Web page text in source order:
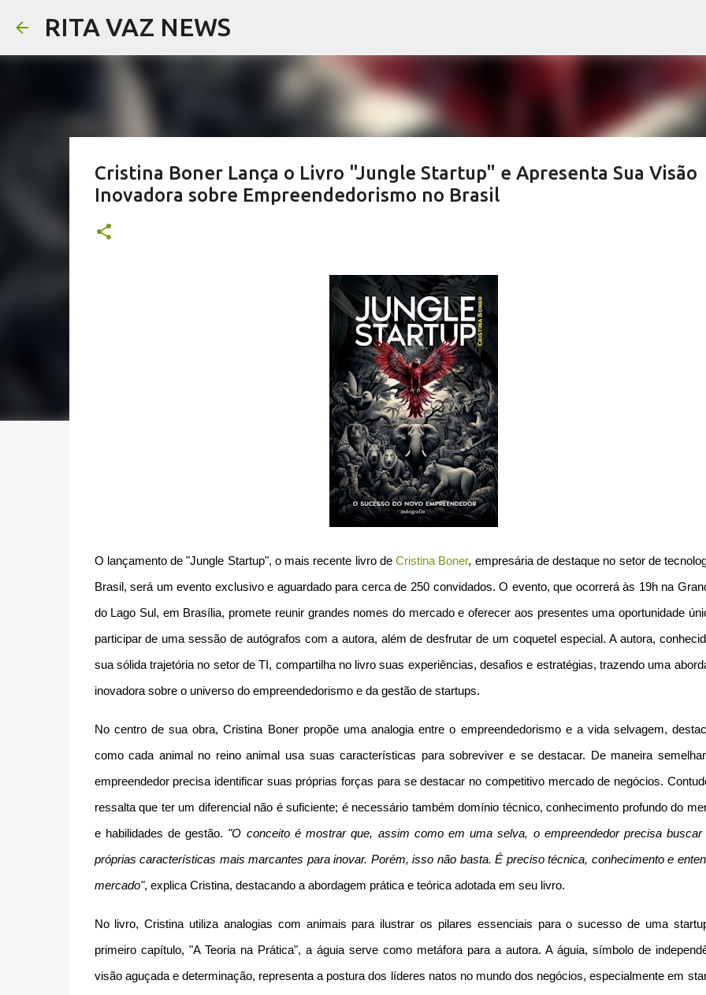
RITA VAZ NEWS
Cristina Boner Lança o Livro "Jungle Startup" e Apresenta Sua Visão
Inovadora sobre Empreendedorismo no Brasil
O lançamento de "Jungle Startup", o mais recente livro deCristina Boner, empresária de destaque no setor de
Brasil, será um evento exclusivo e aguardado para cerca de 250 convidados. O evento, que ocorrerá às 19h na
do Lago Sul, em Brasília, promete reunir grandes nomes do mercado e oferecer aos presentes uma oportunidade
participar de uma sessão de autógrafos com a autora, além de desfrutar de um coquetel especial. A autora,
sua sólida trajetória no setor de TI, compartilha no livro suas experiências, desafios e estratégias, trazendo uma
inovadora sobre o universo do empreendedorismo e da gestão de startups.
No centro de sua obra, Cristina Boner propõe uma analogia entre o empreendedorismo e a vida selvagem,
como cada animal no reino animal usa suas características para sobreviver e se destacar. De maneira
empreendedor precisa identificar suas próprias forças para se destacar no competitivo mercado de negócios.
ressalta que ter um diferencial não é suficiente; é necessário também domínio técnico, conhecimento profundo do
e habilidades de gestão. "O conceito é mostrar que, assim como em uma selva, o empreendedor precisa buscar
próprias características mais marcantes para inovar. Porém, isso não basta. É preciso técnica, conhecimento e
mercado", explica Cristina, destacando a abordagem prática e teórica adotada em seu livro.
No livro, Cristina utiliza analogias com animais para ilustrar os pilares essenciais para o sucesso de uma
primeiro capítulo, "A Teoria na Prática", a águia serve como metáfora para a autora. A águia, símbolo de
visão aguçada e determinação, representa a postura dos líderes natos no mundo dos negócios, especialmente em